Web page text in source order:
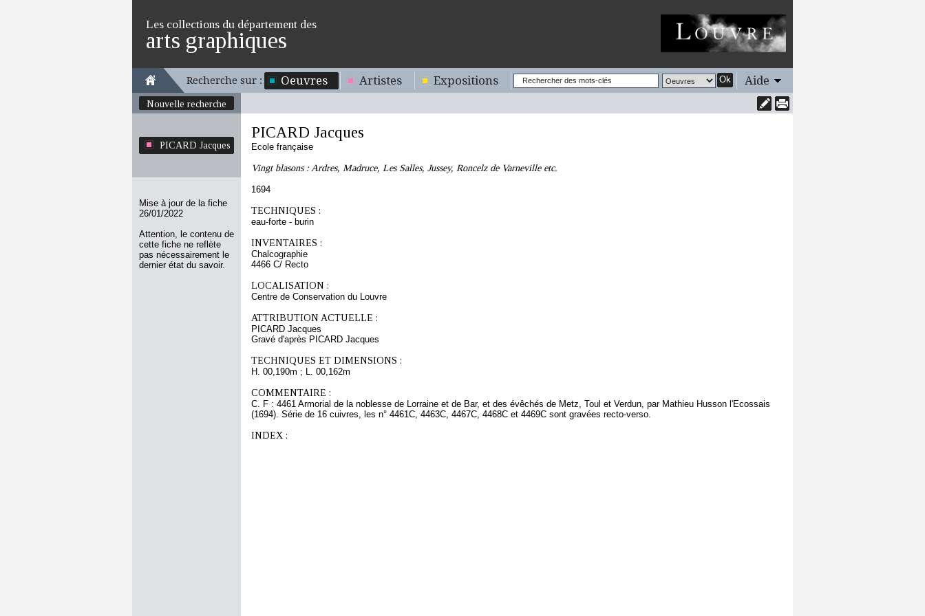
Les collections du département des
arts graphiques
Recherche sur : Oeuvres Artistes Expositions Ok Aide
Nouvelle recherche
PICARD Jacques
Mise à jour de la fiche
26/01/2022
Attention, le contenu de
cette fiche ne reflète
pas nécessairement le
dernier état du savoir.
PICARD Jacques
Ecole française
Vingt blasons : Ardres, Madruce, Les Salles, Jussey, Roncelz de Varneville etc.
1694
TECHNIQUES :
eau-forte - burin
INVENTAIRES :
Chalcographie
4466 C/ Recto
LOCALISATION :
Centre de Conservation du Louvre
ATTRIBUTION ACTUELLE :
PICARD Jacques
Gravé d'après PICARD Jacques
TECHNIQUES ET DIMENSIONS :
H. 00,190m ; L. 00,162m
COMMENTAIRE :
C. F : 4461 Armorial de la noblesse de Lorraine et de Bar, et des évêchés de Metz, Toul et Verdun, par Mathieu Husson l'Ecossais
(1694). Série de 16 cuivres, les n° 4461C, 4463C, 4467C, 4468C et 4469C sont gravées recto-verso.
INDEX :